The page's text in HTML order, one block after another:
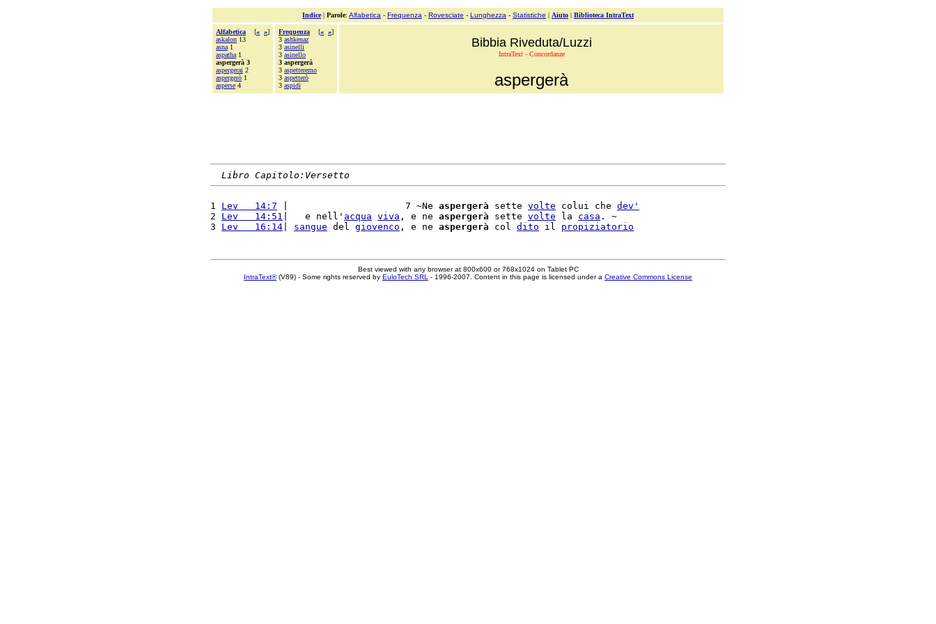
Indice| Parole: Alfabetica - Frequenza - Rovesciate - Lunghezza - Statistiche | Aiuto | Biblioteca IntraText
Alfabetica [« »]
askalon 13
asna 1
aspatha 1
aspergerà 3
aspergerai 2
aspergerò 1
asperse 4
Frequenza [« »]
3 ashkenaz
3 asinelli
3 asinello
3 aspergerà
3 aspetteremo
3 aspetterò
3 aspidi
Bibbia Riveduta/Luzzi
IntraText - Concordanze
aspergerà
Libro Capitolo:Versetto
1 Lev   14:7 |                     7 ~Ne aspergerà sette volte colui che dev'
2 Lev   14:51 |   e nell' acqua viva , e ne aspergerà sette volte la casa . ~
3 Lev   16:14 sangue del giovenco , e ne aspergerà col dito il propiziatorio
Best viewed with any browser at 800x600 or 768x1024 on Tablet PC
IntraText®(V89) - Some rights reserved by EuloTech SRL - 1996-2007. Content in this page is licensed under a Creative Commons License